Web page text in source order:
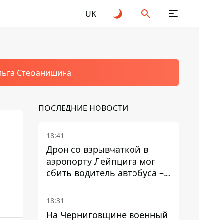
UK
Стефанишина
ПОСЛЕДНИЕ НОВОСТИ
18:41
Дрон со взрывчаткой в ​​
аэропорту Лейпцига мог
сбить водитель автобуса –
Welt
18:31
На Черниговщине военный